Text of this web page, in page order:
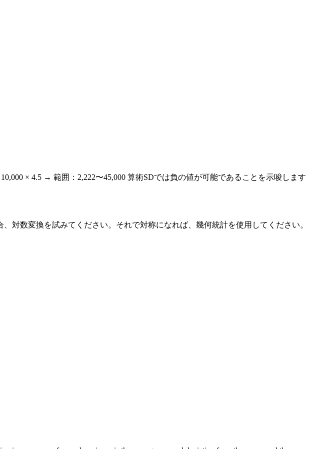
10,000 × 4.5 → 範囲：2,222〜45,000 算術SDでは負の値が可能であることを示唆します
対数変換を試みてください。それで対称になれば、幾何統計を使用してください。